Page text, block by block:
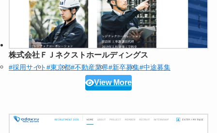
株式会社ＦＪネクストホールディングス
#採用サイト#東京都#不動産業界#新卒募集#中途募集
View More